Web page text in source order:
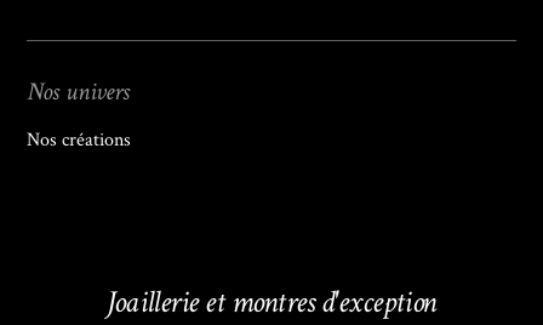
Nos univers
Nos créations
Joaillerie et montres d'exception